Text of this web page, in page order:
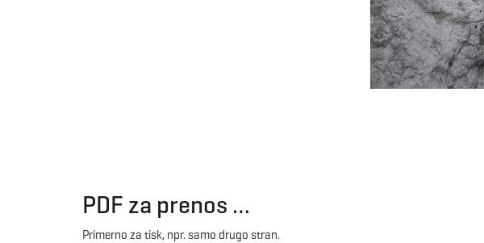
PDF za prenos …
Primerno za tisk, npr. samo drugo stran.